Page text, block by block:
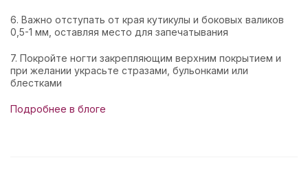
6. Важно отступать от края кутикулы и боковых валиков
0,5-1 мм, оставляя место для запечатывания
7. Покройте ногти закрепляющим верхним покрытием и
при желании украсьте стразами, бульонками или
блестками
Подробнее в блоге